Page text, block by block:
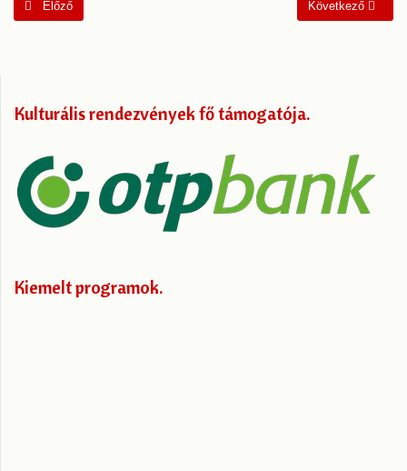
Előző cikk: Hitben, szívben, összetartozásban – ma és mindörökké!
Előző Következő cikk:
Következő
Kulturális rendezvények fő támogatója
Kiemelt programok